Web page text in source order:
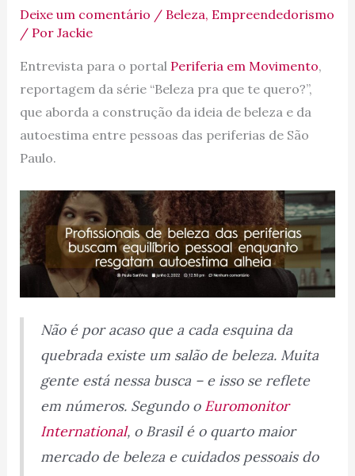
Deixe um comentário / Beleza, Empreendedorismo
/ Por Jackie
Entrevista para o portal Periferia em Movimento,
reportagem da série “Beleza pra que te quero?”,
que aborda a construção da ideia de beleza e da
autoestima entre pessoas das periferias de São
Paulo.
Não é por acaso que a cada esquina da
quebrada existe um salão de beleza. Muita
gente está nessa busca – e isso se reflete
em números. Segundo o Euromonitor
International, o Brasil é o quarto maior
mercado de beleza e cuidados pessoais do